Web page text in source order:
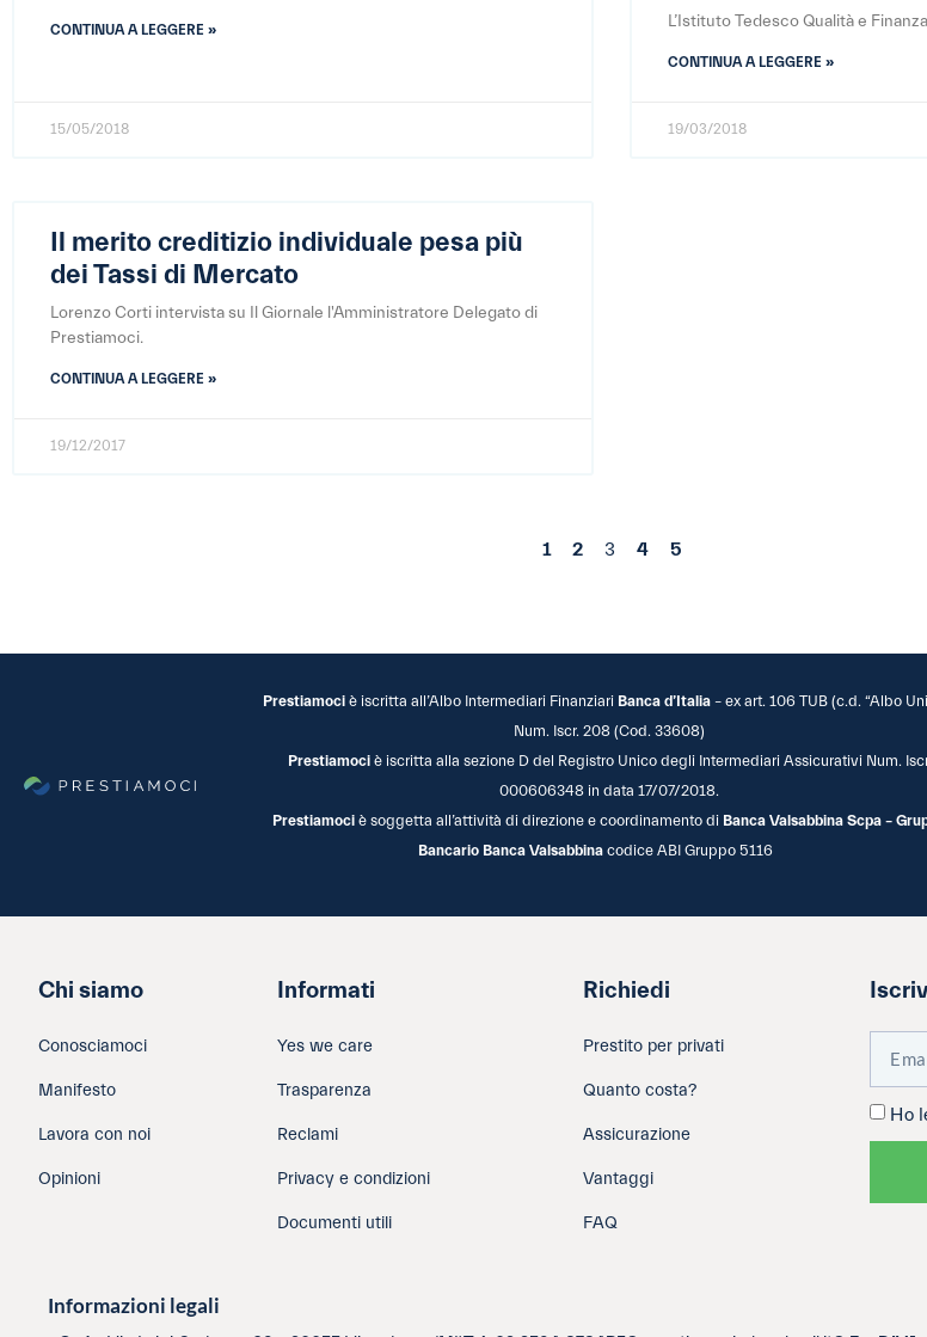
CONTINUA A LEGGERE »
15/05/2018
L’Istituto Tedesco Qualità e
CONTINUA A LEGGERE »
19/03/2018
Il merito creditizio individuale pesa più
dei Tassi di Mercato
Lorenzo Corti intervista su Il Giornale l'Amministratore Delegato di
Prestiamoci.
CONTINUA A LEGGERE »
19/12/2017
1 2 3 4 5
Prestiamoci è iscritta all’Albo Intermediari Finanziari Banca d’Italia – ex art. 106 TUB (c.d. “Albo
Num. Iscr. 208 (Cod. 33608)
Prestiamociè iscritta alla sezione D del Registro Unico degli Intermediari Assicurativi Num.
000606348 in data 17/07/2018.
Prestiamociè soggetta all’attività di direzione e coordinamento di Banca Valsabbina Scpa –
Bancario Banca Valsabbina codice ABI Gruppo 5116
Chi siamo
Conosciamoci
Manifesto
Lavora con noi
Opinioni
Informati
Yes we care
Trasparenza
Reclami
Privacy e condizioni
Documenti utili
Richiedi
Prestito per privati
Quanto costa?
Assicurazione
Vantaggi
FAQ
Ho
Informazioni legali